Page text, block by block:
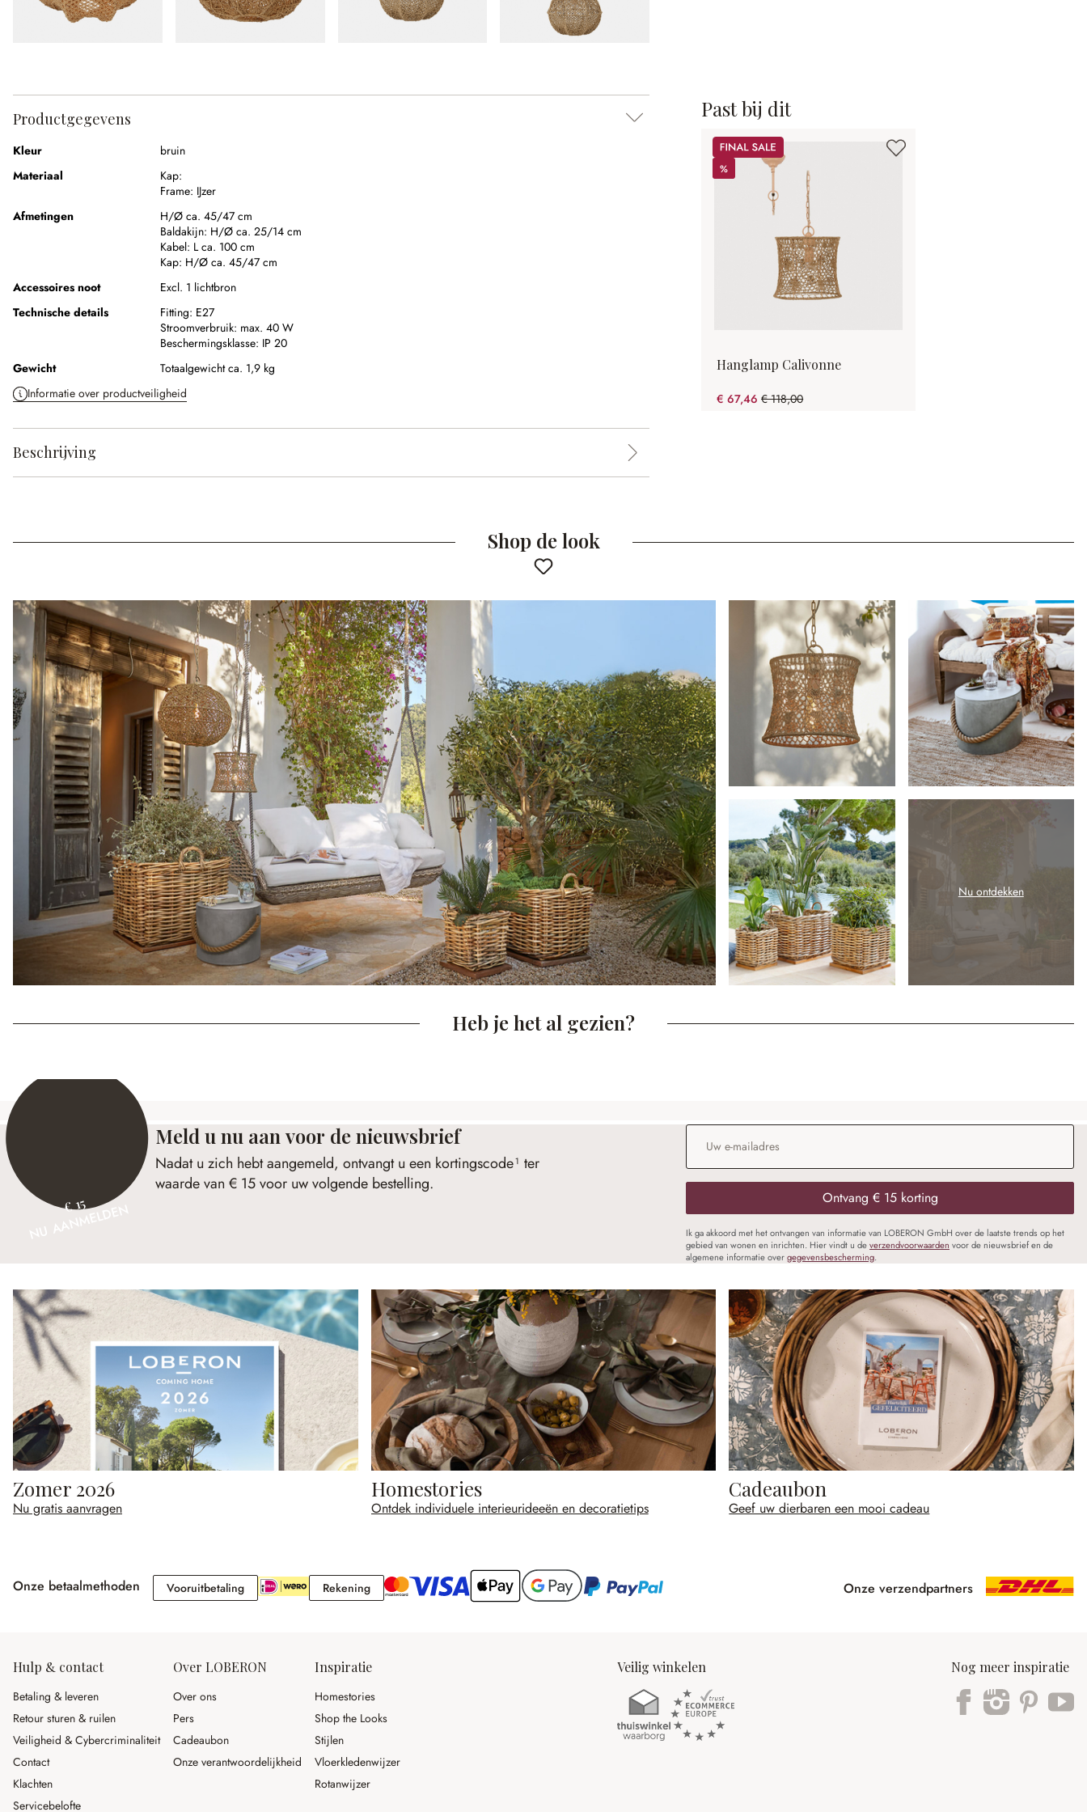
Productgegevens
Kleur
bruin
Materiaal
Kap:
Frame: IJzer
Afmetingen
H/Ø ca. 45/47 cm
Baldakijn: H/Ø ca. 25/14 cm
Kabel: L ca. 100 cm
Kap: H/Ø ca. 45/47 cm
Accessoires noot
Excl. 1 lichtbron
Technische details
Fitting: E27
Stroomverbruik: max. 40 W
Beschermingsklasse: IP 20
Gewicht
Totaalgewicht ca. 1,9 kg
Informatie over productveiligheid
Beschrijving
Past bij dit
Sale
%
%
Hanglamp Calivonne
€ 67,46€ 118,00
(42.83% gespart)
Shop de look
Nu ontdekken
Heb je het al gezien?
€ 15
NU AANMELDEN
Meld u nu aan voor de nieuwsbrief
Nadat u zich hebt aangemeld, ontvangt u een kortingscode¹ ter
waarde van € 15 voor uw volgende bestelling.
E-mailadres
Ontvang € 15 korting
Ik ga akkoord met het ontvangen van informatie van LOBERON GmbH over de laatste trends op het
gebied van wonen en inrichten. Hier vindt u deverzendvoorwaarden voor de nieuwsbrief en de
algemene informatie overgegevensbescherming.
Zomer 2026
Nu gratis aanvragen
Homestories
Ontdek individuele interieurideeën en decoratietips
Cadeaubon
Geef uw dierbaren een mooi cadeau
Onze betaalmethoden VooruitbetalingVooruitbetaling RekeningRekening Onze verzendpartners
Hulp & contact
Betaling & leveren
Retour sturen & ruilen
Veiligheid & Cybercriminaliteit
Contact
Klachten
Servicebelofte
Over LOBERON
Over ons
Pers
Cadeaubon
Onze verantwoordelijkheid
Inspiratie
Homestories
Shop the Looks
Stijlen
Vloerkledenwijzer
Rotanwijzer
Veilig winkelen Nog meer inspiratie